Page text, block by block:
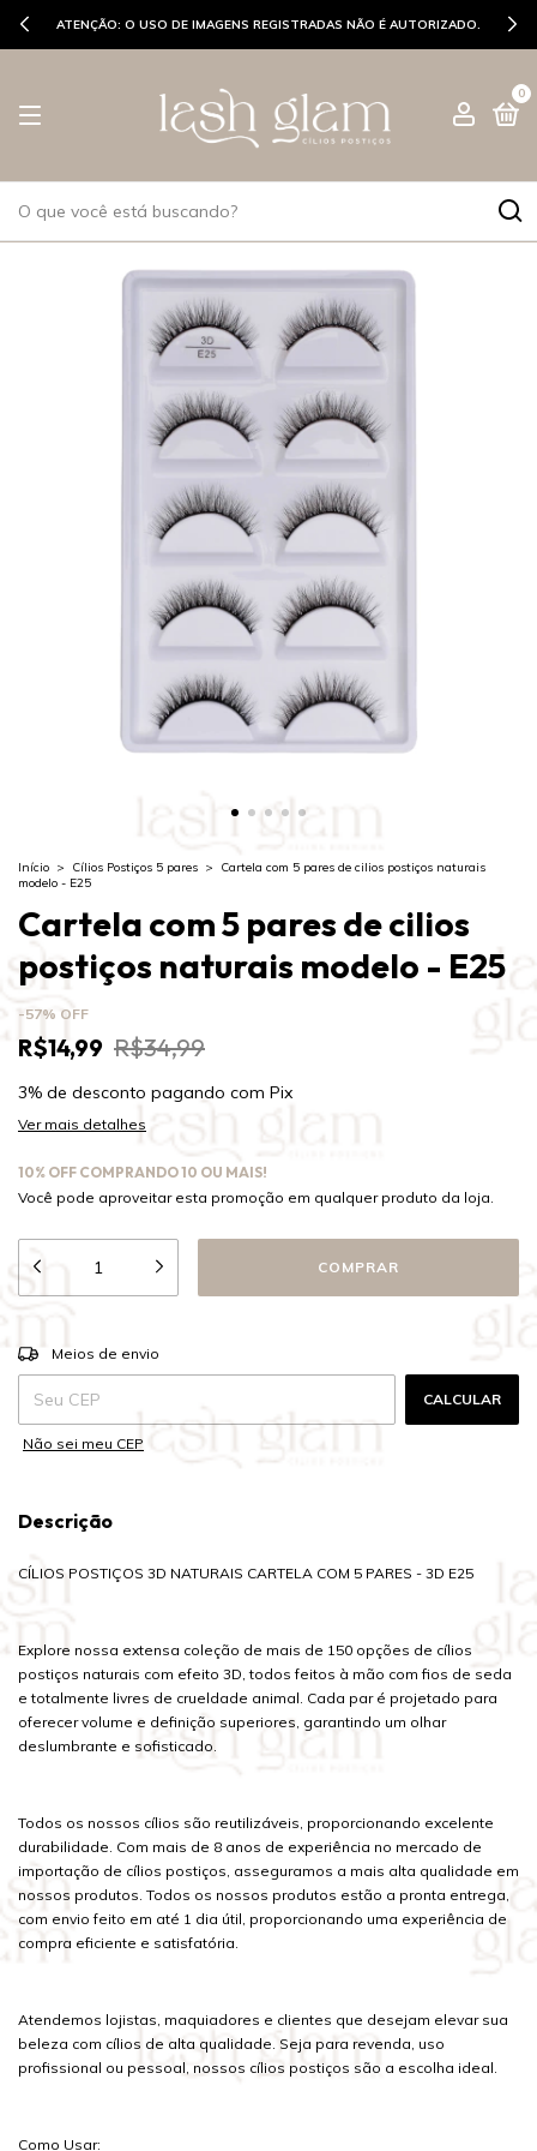
ATENÇÃO: O USO DE IMAGENS REGISTRADAS NÃO É AUTORIZADO.
0
Início > Cílios Postiços 5 pares >
Cartela com 5 pares de cilios postiços naturais
modelo - E25
Cartela com 5 pares de cilios
postiços naturais modelo - E25
-57% OFF
R$14,99 R$34,99
3% de desconto pagando com Pix
Ver mais detalhes
10% OFF COMPRANDO 10 OU MAIS!
Você pode aproveitar esta promoção em qualquer produto da loja.
Entregas para o CEP: ALTERAR CEP
Meios de envio
CALCULAR
Não sei meu CEP
Descrição
CÍLIOS POSTIÇOS 3D NATURAIS CARTELA COM 5 PARES - 3D E25
Explore nossa extensa coleção de mais de 150 opções de cílios
postiços naturais com efeito 3D, todos feitos à mão com fios de seda
e totalmente livres de crueldade animal. Cada par é projetado para
oferecer volume e definição superiores, garantindo um olhar
deslumbrante e sofisticado.
Todos os nossos cílios são reutilizáveis, proporcionando excelente
durabilidade. Com mais de 8 anos de experiência no mercado de
importação de cílios postiços, asseguramos a mais alta qualidade em
nossos produtos. Todos os nossos produtos estão a pronta entrega,
com envio feito em até 1 dia útil, proporcionando uma experiência de
compra eficiente e satisfatória.
Atendemos lojistas, maquiadores e clientes que desejam elevar sua
beleza com cílios de alta qualidade. Seja para revenda, uso
profissional ou pessoal, nossos cílios postiços são a escolha ideal.
Como Usar: